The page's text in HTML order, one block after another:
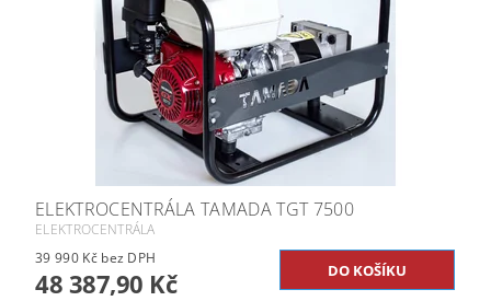
ELEKTROCENTRÁLA TAMADA TGT 7500
ELEKTROCENTRÁLA
39 990 Kč bez DPH
48 387,90 Kč